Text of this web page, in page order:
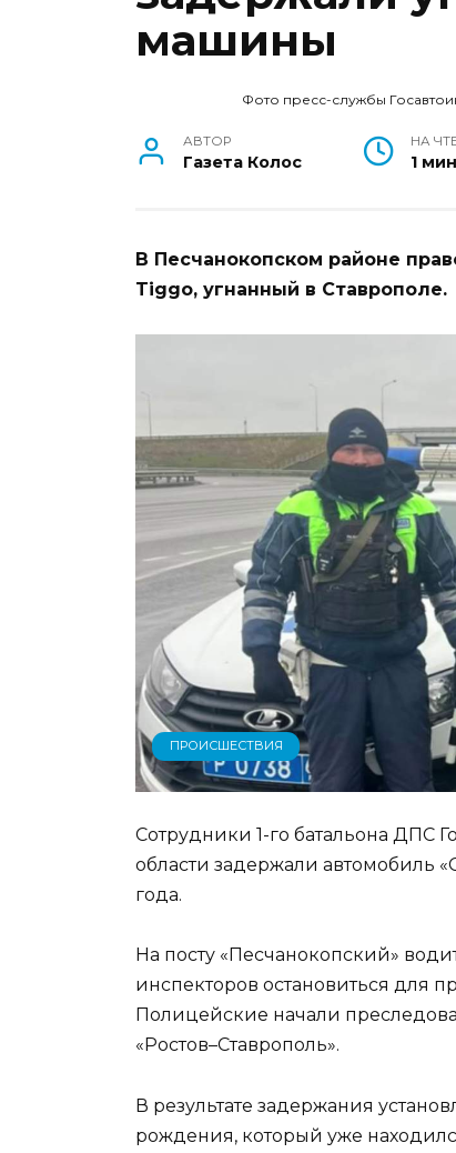
машины
Фото пресс-службы
АВТОР
Газета Колос
НА
1 мин
В Песчанокопском районе
Tiggo, угнанный в Ставрополе.
ПРОИСШЕСТВИЯ
Сотрудники 1-го батальона ДПС
области задержали автомобиль
года.
На посту «Песчанокопский»
инспекторов остановиться для
Полицейские начали
«Ростов–Ставрополь».
В результате задержания
рождения, который уже